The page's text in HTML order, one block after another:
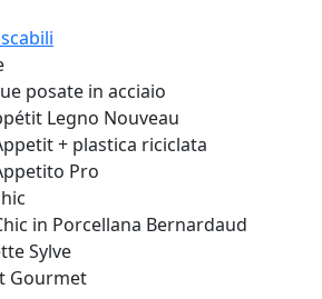
posate in acciaio
Legno Nouveau
+ plastica riciclata
Pro
in Porcellana Bernardaud
Sylve
Gourmet